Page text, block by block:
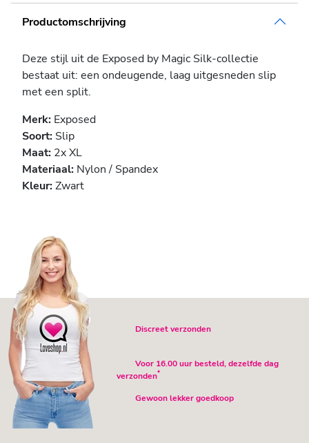
Productomschrijving
Deze stijl uit de Exposed by Magic Silk-collectie
bestaat uit: een ondeugende, laag uitgesneden slip
met een split.
Merk: Exposed
Soort: Slip
Maat: 2x XL
Materiaal: Nylon / Spandex
Kleur:Zwart
Discreet verzonden
Voor 16.00 uur besteld, dezelfde dag
verzonden*
Gewoon lekker goedkoop